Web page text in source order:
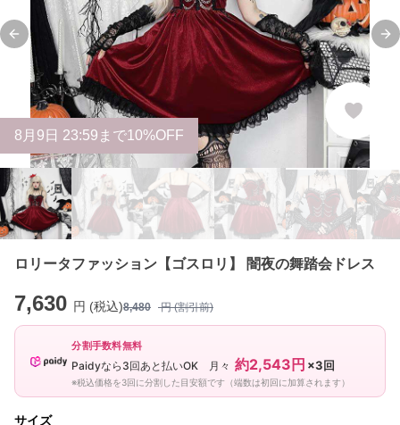
Previous slide
8 月 9 日 23:59まで10%OFF
ロリータファッション【ゴスロリ】 闇夜の舞踏会ドレス
7,630 円 (税込)8,480 円 (割引前)
分割手数料無料
Paidyなら3回あと払いOK 月々 約2,543円 ×3回
※税込価格を3回に分割した目安額です（端数は初回に加算されます）
サイズ